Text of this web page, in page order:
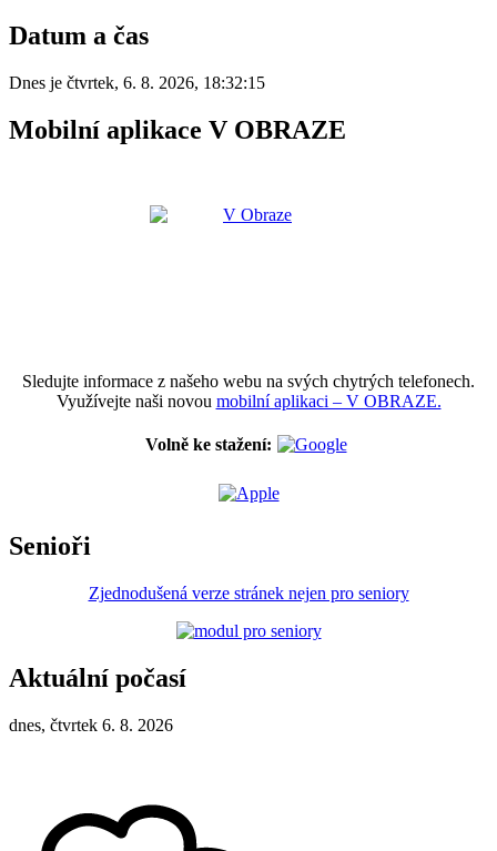
Datum a čas
Dnes je čtvrtek, 6. 8. 2026, 18:32:15
Mobilní aplikace V OBRAZE
Sledujte informace z našeho webu na svých chytrých telefonech.
Využívejte naši novou mobilní aplikaci – V OBRAZE.
Volně ke stažení:
Senioři
Zjednodušená verze stránek nejen pro seniory
Aktuální počasí
dnes, čtvrtek 6. 8. 2026